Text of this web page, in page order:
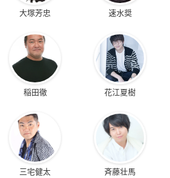
大塚芳忠 速水奨
稲田徹 花江夏樹
三宅健太 斉藤壮馬